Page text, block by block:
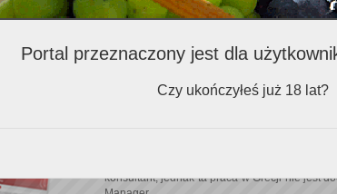
Wiem. (śmiech) Odkryłem, że jedzenie
próbowałem dobrać wina do potraw, ale
końcu mogą być kosztowne. Dlatego
w ateńskim oddziale WSET. Wtedy
piwniczkę, częściej wychodzić na
wyśmienite wina za darmo, co nie ukrywam,
że może mógłbym spróbować zając się
branży winiarskiej, głównie wśród winiarzy,
żebym odwiedził jego winnicę i pomógł
postanowiłem się uczyć dalej i tak
umiem otwierać wina mieczem jak
konsultant, jednak ta praca w Grecji nie jest
Portal przeznaczony jest dla
Czy ukończyłeś już 18 lat?